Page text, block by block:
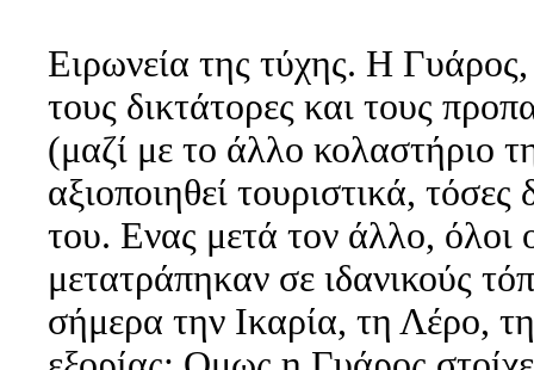
Ειρωνεία της τύχης. Η
τους δικτάτορες και τους
(μαζί με το άλλο κολαστήριο
αξιοποιηθεί τουριστικά,
του. Ενας μετά τον άλλο, όλοι
μετατράπηκαν σε ιδανικούς
σήμερα την Ικαρία, τη Λέρο,